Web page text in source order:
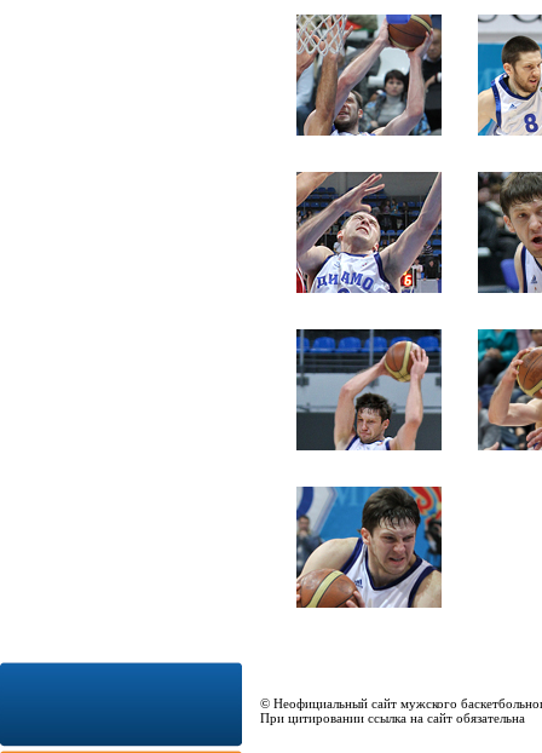
© Неофициальный сайт мужского
При цитировании ссылка на сайт обязательна